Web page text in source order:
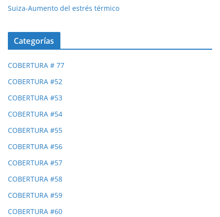
Suiza-Aumento del estrés térmico
Categorías
COBERTURA # 77
COBERTURA #52
COBERTURA #53
COBERTURA #54
COBERTURA #55
COBERTURA #56
COBERTURA #57
COBERTURA #58
COBERTURA #59
COBERTURA #60